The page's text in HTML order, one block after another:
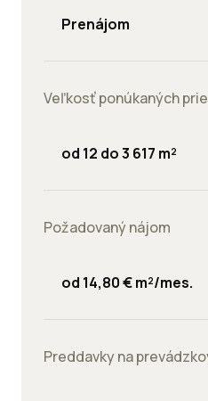
Prenájom
Veľkosť ponúkaných
od 12 do 3 617 m²
Požadovaný nájom
od 14,80 € m²/mes.
Preddavky na